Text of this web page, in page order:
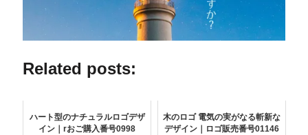
Related posts:
ハート型のナチュラルロゴデザ
イン｜rおご購入番号0998
木のロゴ 電気の実がなる斬新な
デザイン｜ロゴ販売番号01146